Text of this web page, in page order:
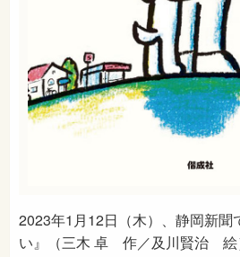
2023年1月12日（木）、静岡新聞
い』（三木 卓 作／及川賢治 絵